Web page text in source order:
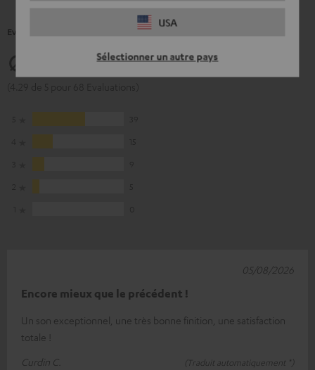
USA
Sélectionner un autre pays
Evaluations de nos client(e)s pour ce produit.
Encore mieux que le précédent !
Un son exceptionnel, une très bonne finition, une satisfaction
totale !
Curdin C.
(Traduit automatiquement *)
05/08/2026